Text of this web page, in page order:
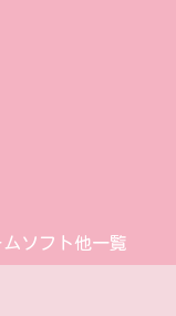
ソフト他一覧